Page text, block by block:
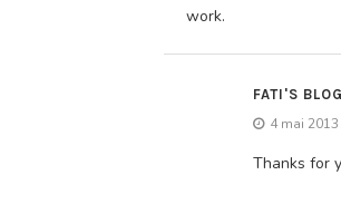
work.
FATI'S BLOG
4 mai
Thanks for